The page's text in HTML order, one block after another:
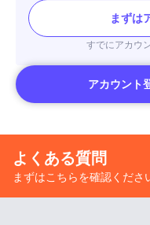
まずは
すでにアカウ
アカウント
よくある質問
まずはこちらを確認くださ